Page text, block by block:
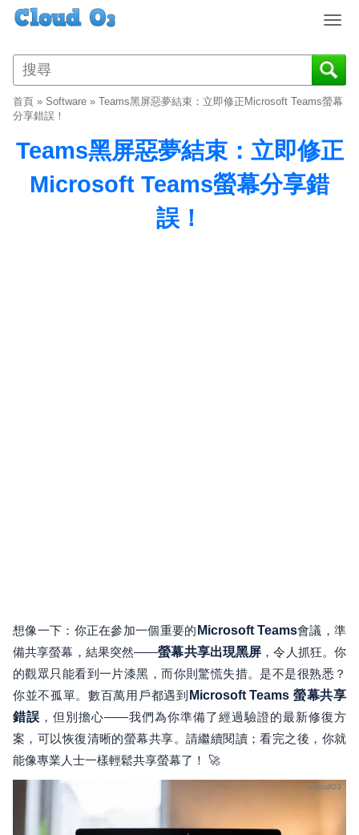
T
g
g
e
a
v
首頁 » Software » Teams黑屏惡夢結束：立即修正Microsoft Teams螢幕
分享錯誤！
Teams黑屏惡夢結束：立即修正
Microsoft Teams螢幕分享錯
誤！
想像一下：你正在參加一個重要的 Microsoft Teams會議，準
備共享螢幕，結果突然——螢幕共享出現黑屏 ，令人抓狂。你
的觀眾只能看到一片漆黑，而你則驚慌失措。是不是很熟悉？
你並不孤單。數百萬用戶都遇到 Microsoft Teams 螢幕共享
錯誤 ，但別擔心——我們為你準備了經過驗證的最新修復方
案，可以恢復清晰的螢幕共享。請繼續閱讀；看完之後，你就
能像專業人士一樣輕鬆共享螢幕了！ 🚀